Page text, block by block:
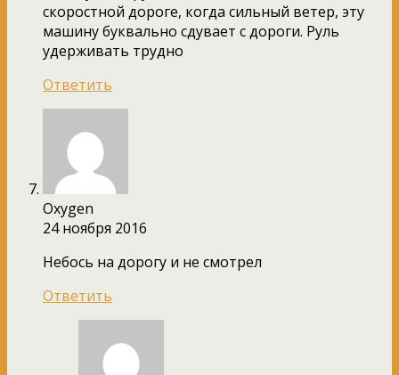
скоростной дороге, когда сильный ветер, эту
машину буквально сдувает с дороги. Руль
удерживать трудно
Ответить
Oxygen
24 ноября 2016
Небось на дорогу и не смотрел
Ответить